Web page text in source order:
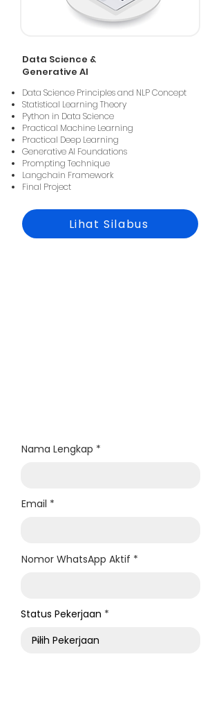
Data Science &
Generative AI
Data Science Principles and NLP Concept
Statistical Learning Theory
Python in Data Science
Practical Machine Learning
Practical Deep Learning
Generative AI Foundations
Prompting Technique
Langchain Framework
Final Project
Lihat Silabus
Nama Lengkap
Email
Nomor WhatsApp Aktif
Status Pekerjaan